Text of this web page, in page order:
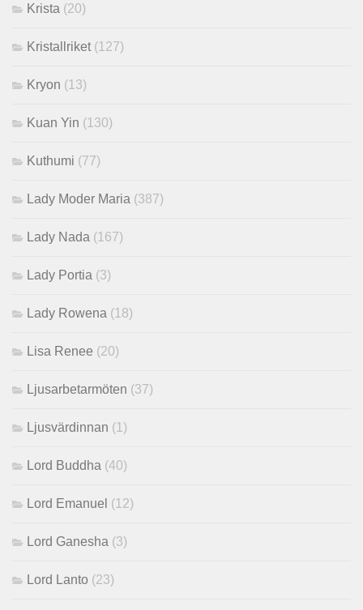
Krista (20)
Kristallriket (127)
Kryon (13)
Kuan Yin (130)
Kuthumi (77)
Lady Moder Maria (387)
Lady Nada (167)
Lady Portia (3)
Lady Rowena (18)
Lisa Renee (20)
Ljusarbetarmöten (37)
Ljusvärdinnan (1)
Lord Buddha (40)
Lord Emanuel (12)
Lord Ganesha (3)
Lord Lanto (23)